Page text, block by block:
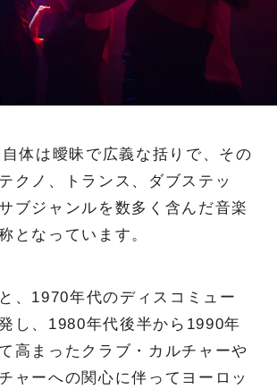
体は曖昧で広義な括りで、その
クノ、トランス、ダブステッ
ブジャンルを数多く含んだ音楽
となっています。
、1970年代のディスコミュー
し、1980年代後半から1990年
高まったクラブ・カルチャーや
ャーへの関心に伴ってヨーロッ